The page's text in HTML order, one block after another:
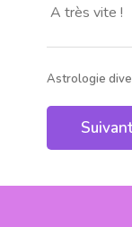
A très vite !
Astrologie
Article
Suivant